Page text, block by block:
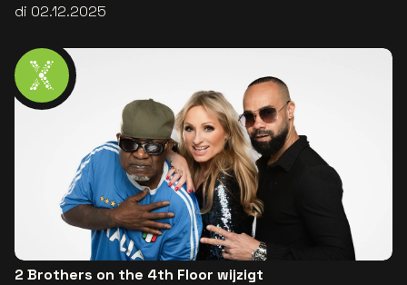
di 02.12.2025
2 Brothers on the 4th Floor wijzigt